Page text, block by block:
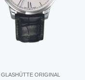
GLASHÜTTE ORIGINAL